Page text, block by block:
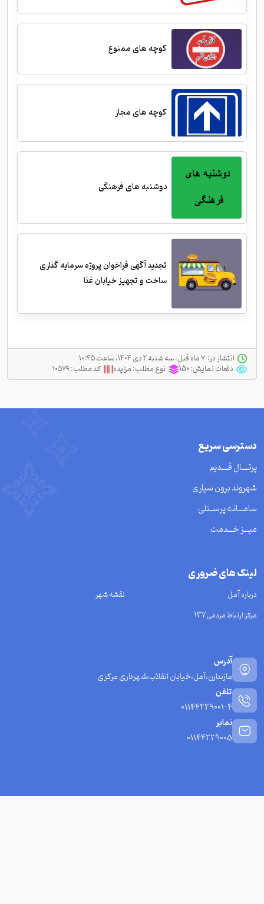
کوچه های ممنوع
کوچه های مجاز
دوشنبه های فرهنگی
تجدید آگهی فراخوان پروژه سرمایه گذاری
ساخت و تجهیز خیابان غذا
انتشار در:
دفعات نمایش:150 نوع مطلب:مزایده کد مطلب:۱۰۵۷۹
دسترسی سریع
پرتــــال قــــدیم
شهروند برون سپاری
سامـــانـه پرســنلی
میـــز خـــدمت
لینک های ضروری
درباره آمل
نقشه شهر
مرکز ارتباط مردمی137
آدرس
مازندارن،آمل،خیابان انقلاب،شهرداری مرکزی
تلفن
01144229001-4
نمابر
01144229005